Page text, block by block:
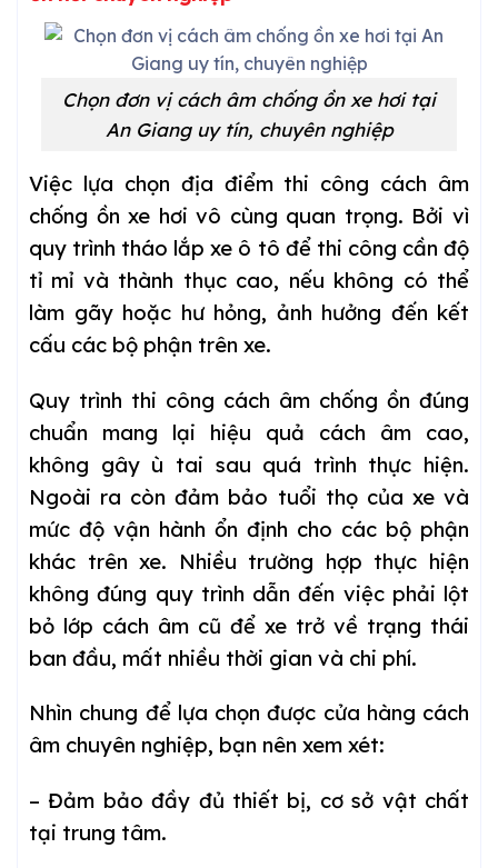
Chọn đơn vị cách âm chống ồn xe hơi tại
An Giang uy tín, chuyên nghiệp
Việc lựa chọn địa điểm thi công cách âm
chống ồn xe hơi vô cùng quan trọng. Bởi vì
quy trình tháo lắp xe ô tô để thi công cần độ
tỉ mỉ và thành thục cao, nếu không có thể
làm gãy hoặc hư hỏng, ảnh hưởng đến kết
cấu các bộ phận trên xe.
Quy trình thi công cách âm chống ồn đúng
chuẩn mang lại hiệu quả cách âm cao,
không gây ù tai sau quá trình thực hiện.
Ngoài ra còn đảm bảo tuổi thọ của xe và
mức độ vận hành ổn định cho các bộ phận
khác trên xe. Nhiều trường hợp thực hiện
không đúng quy trình dẫn đến việc phải lột
bỏ lớp cách âm cũ để xe trở về trạng thái
ban đầu, mất nhiều thời gian và chi phí.
Nhìn chung để lựa chọn được cửa hàng cách
âm chuyên nghiệp, bạn nên xem xét:
– Đảm bảo đầy đủ thiết bị, cơ sở vật chất
tại trung tâm.